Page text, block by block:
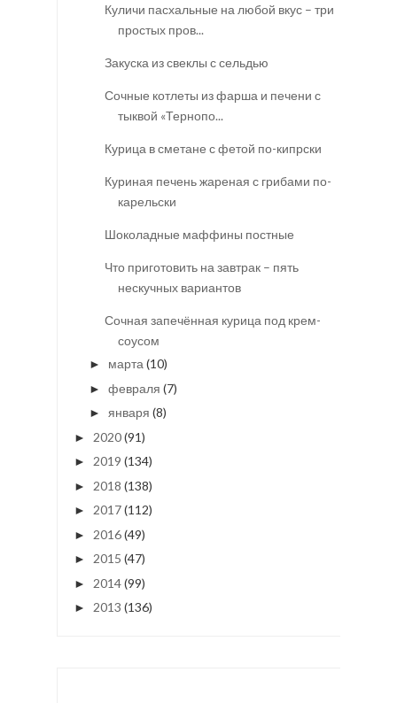
Куличи пасхальные на любой вкус – три
простых пров...
Закуска из свеклы с сельдью
Сочные котлеты из фарша и печени с
тыквой «Тернопо...
Курица в сметане с фетой по-кипрски
Куриная печень жареная с грибами по-
карельски
Шоколадные маффины постные
Что приготовить на завтрак – пять
нескучных вариантов
Сочная запечённая курица под крем-
соусом
► марта (10)
► февраля (7)
► января (8)
► 2020(91)
► 2019 (134)
► 2018 (138)
► 2017(112)
► 2016(49)
► 2015 (47)
► 2014(99)
► 2013 (136)